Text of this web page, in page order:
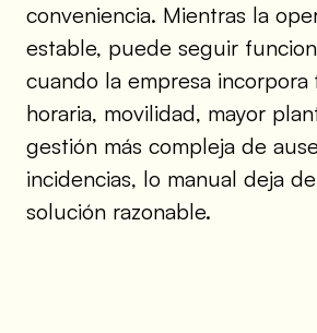
conveniencia. Mientras la
estable, puede seguir
cuando la empresa incorpora
horaria, movilidad, mayor
gestión más compleja de
incidencias, lo manual deja
solución razonable.